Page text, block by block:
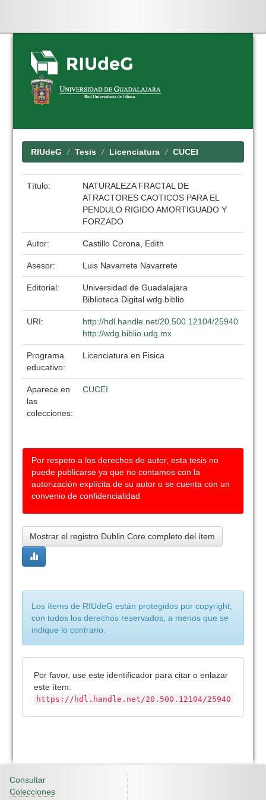
Skip
navigation
RIUdeG Tesis Licenciatura CUCEI
Título:
NATURALEZA FRACTAL DE
ATRACTORES CAOTICOS PARA EL
PENDULO RIGIDO AMORTIGUADO Y
FORZADO
Autor: Castillo Corona, Edith
Asesor: Luis Navarrete Navarrete
Editorial:
Universidad de Guadalajara
Biblioteca Digital wdg.biblio
URI:
http://hdl.handle.net/20.500.12104/25940
http://wdg.biblio.udg.mx
Programa
educativo:
Licenciatura en Fisica
Aparece en
las
colecciones:
CUCEI
Por respeto a los derechos de autor, esta tesis no
puede publicarse ya que no contamos con la
autorización explícita de su autor o se cuenta con un
convenio de confidencialidad
Mostrar el registro Dublin Core completo del ítem
Los ítems de RIUdeG están protegidos por copyright,
con todos los derechos reservados, a menos que se
indique lo contrario.
Por favor, use este identificador para citar o enlazar
este ítem:
https://hdl.handle.net/20.500.12104/25940
Consultar
Colecciones